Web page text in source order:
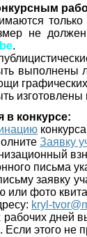
не
.
выполнены
в конкурсе:
Заявку
письма
заявку
или фото
kryl-
рабочих дней
этого не